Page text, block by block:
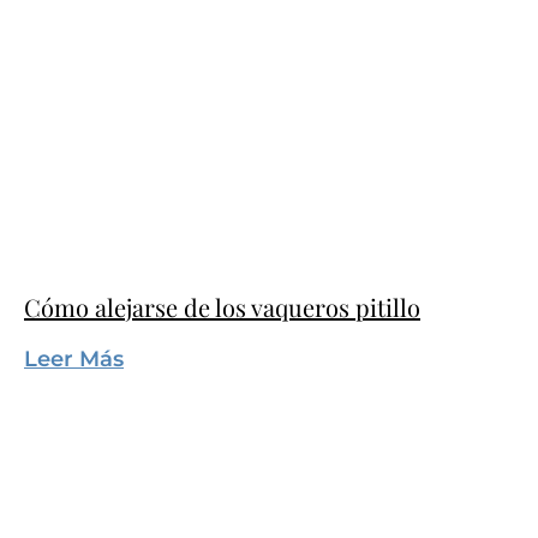
Cómo alejarse de los vaqueros pitillo
Leer Más